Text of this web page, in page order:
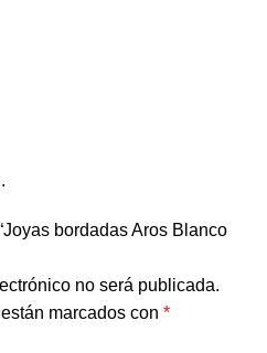
bordadas Aros Blanco
no será publicada.
marcados con *